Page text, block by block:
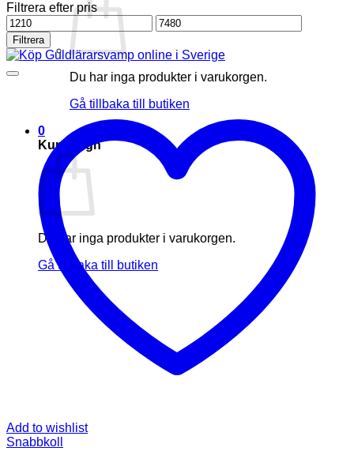
Du har inga produkter i varukorgen.
Gå tillbaka till butiken
0
Kundvagn
Du har inga produkter i varukorgen.
Gå tillbaka till butiken
Filtrera efter pris
Pris
från
Pris
till
Filtrera
Add to wishlist
Snabbkoll